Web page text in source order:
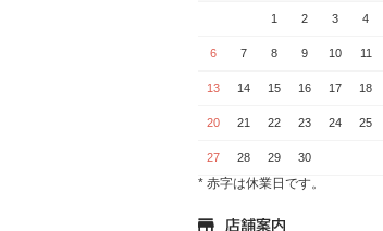
1 2 3 4
6 7 8 9 10 11
13 14 15 16 17 18
20 21 22 23 24 25
27 28 29 30
* 赤字は休業日です。